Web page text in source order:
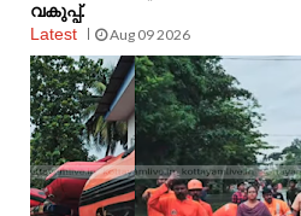
വകുപ്പ്.
Latest
Aug 09 2026